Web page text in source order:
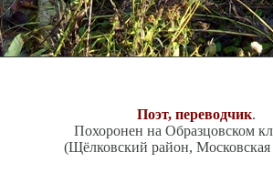
Поэт, переводчик.
Похоронен на Образцовском
(Щёлковский район, Московская